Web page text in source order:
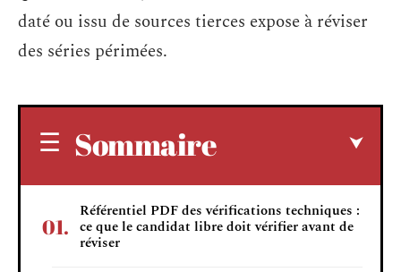
daté ou issu de sources tierces expose à réviser
des séries périmées.
Sommaire
Référentiel PDF des vérifications techniques :
ce que le candidat libre doit vérifier avant de
réviser